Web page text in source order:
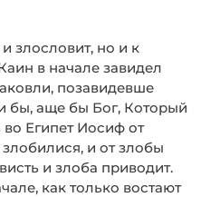
злословит, но и к
в начале завидел
позавидевше
бы, аще бы Бог, Который
Египет Иосиф от
и от злобы
и злоба приводит.
как только востают